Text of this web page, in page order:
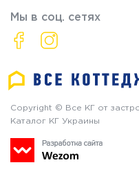
Мы в соц. сетях
Copyright © Все КГ от
Каталог КГ Украины